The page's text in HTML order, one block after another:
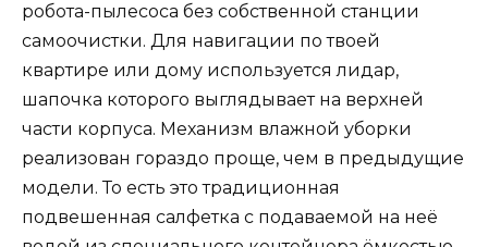
робота-пылесоса без собственной станции
самоочистки. Для навигации по твоей
квартире или дому используется лидар,
шапочка которого выглядывает на верхней
части корпуса. Механизм влажной уборки
реализован гораздо проще, чем в предыдущие
модели. То есть это традиционная
подвешенная салфетка с подаваемой на неё